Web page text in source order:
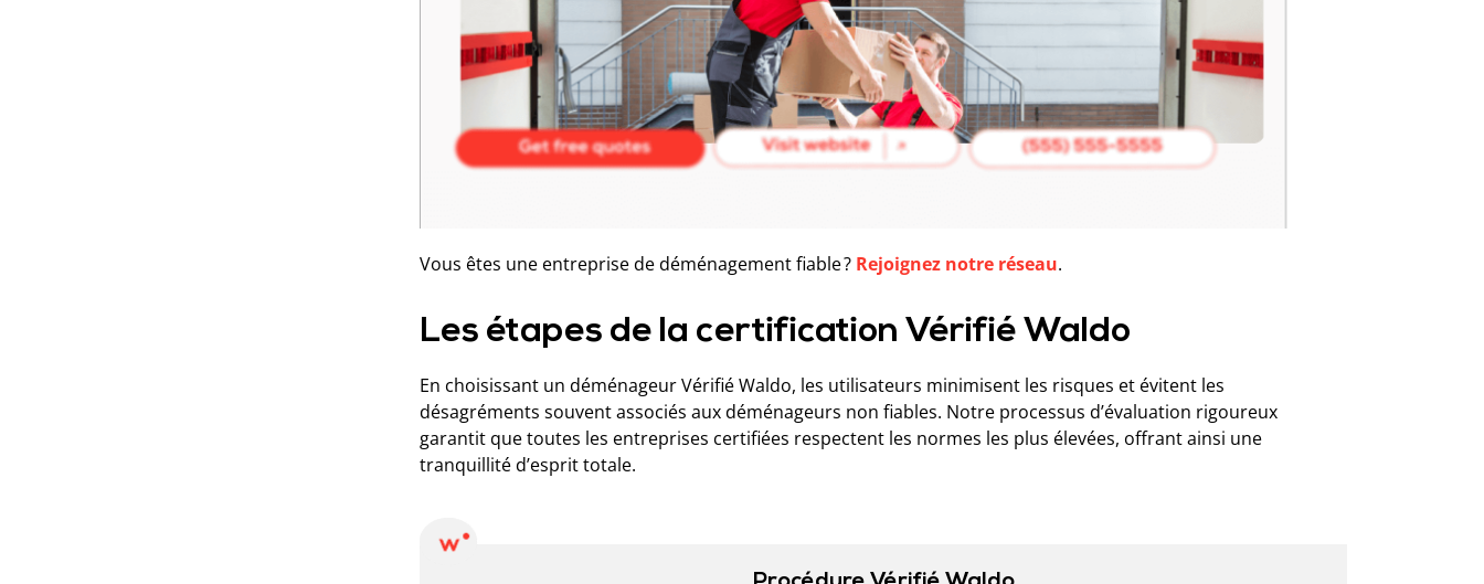
Vous êtes une entreprise de déménagement fiable ? Rejoignez notre réseau.
Les étapes de la certification Vérifié Waldo
En choisissant un déménageur Vérifié Waldo, les utilisateurs minimisent les risques et évitent les
désagréments souvent associés aux déménageurs non fiables. Notre processus d’évaluation rigoureux
garantit que toutes les entreprises certifiées respectent les normes les plus élevées, offrant ainsi une
tranquillité d’esprit totale.